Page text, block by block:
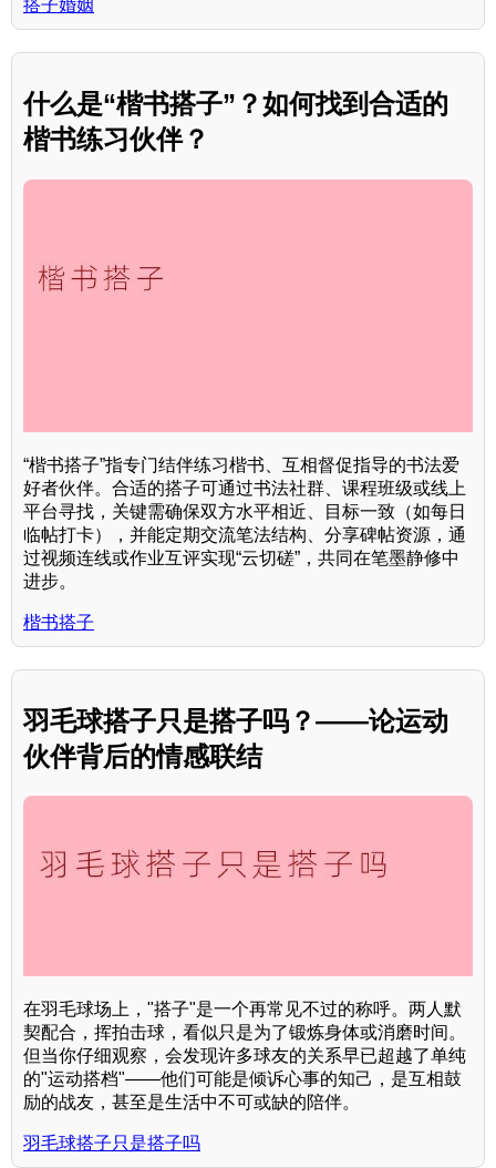
搭子婚姻
什么是“楷书搭子”？如何找到合适的
楷书练习伙伴？
“楷书搭子”指专门结伴练习楷书、互相督促指导的书法爱
好者伙伴。合适的搭子可通过书法社群、课程班级或线上
平台寻找，关键需确保双方水平相近、目标一致（如每日
临帖打卡），并能定期交流笔法结构、分享碑帖资源，通
过视频连线或作业互评实现“云切磋”，共同在笔墨静修中
进步。
楷书搭子
羽毛球搭子只是搭子吗？——论运动
伙伴背后的情感联结
在羽毛球场上，"搭子"是一个再常见不过的称呼。两人默
契配合，挥拍击球，看似只是为了锻炼身体或消磨时间。
但当你仔细观察，会发现许多球友的关系早已超越了单纯
的"运动搭档"——他们可能是倾诉心事的知己，是互相鼓
励的战友，甚至是生活中不可或缺的陪伴。
羽毛球搭子只是搭子吗